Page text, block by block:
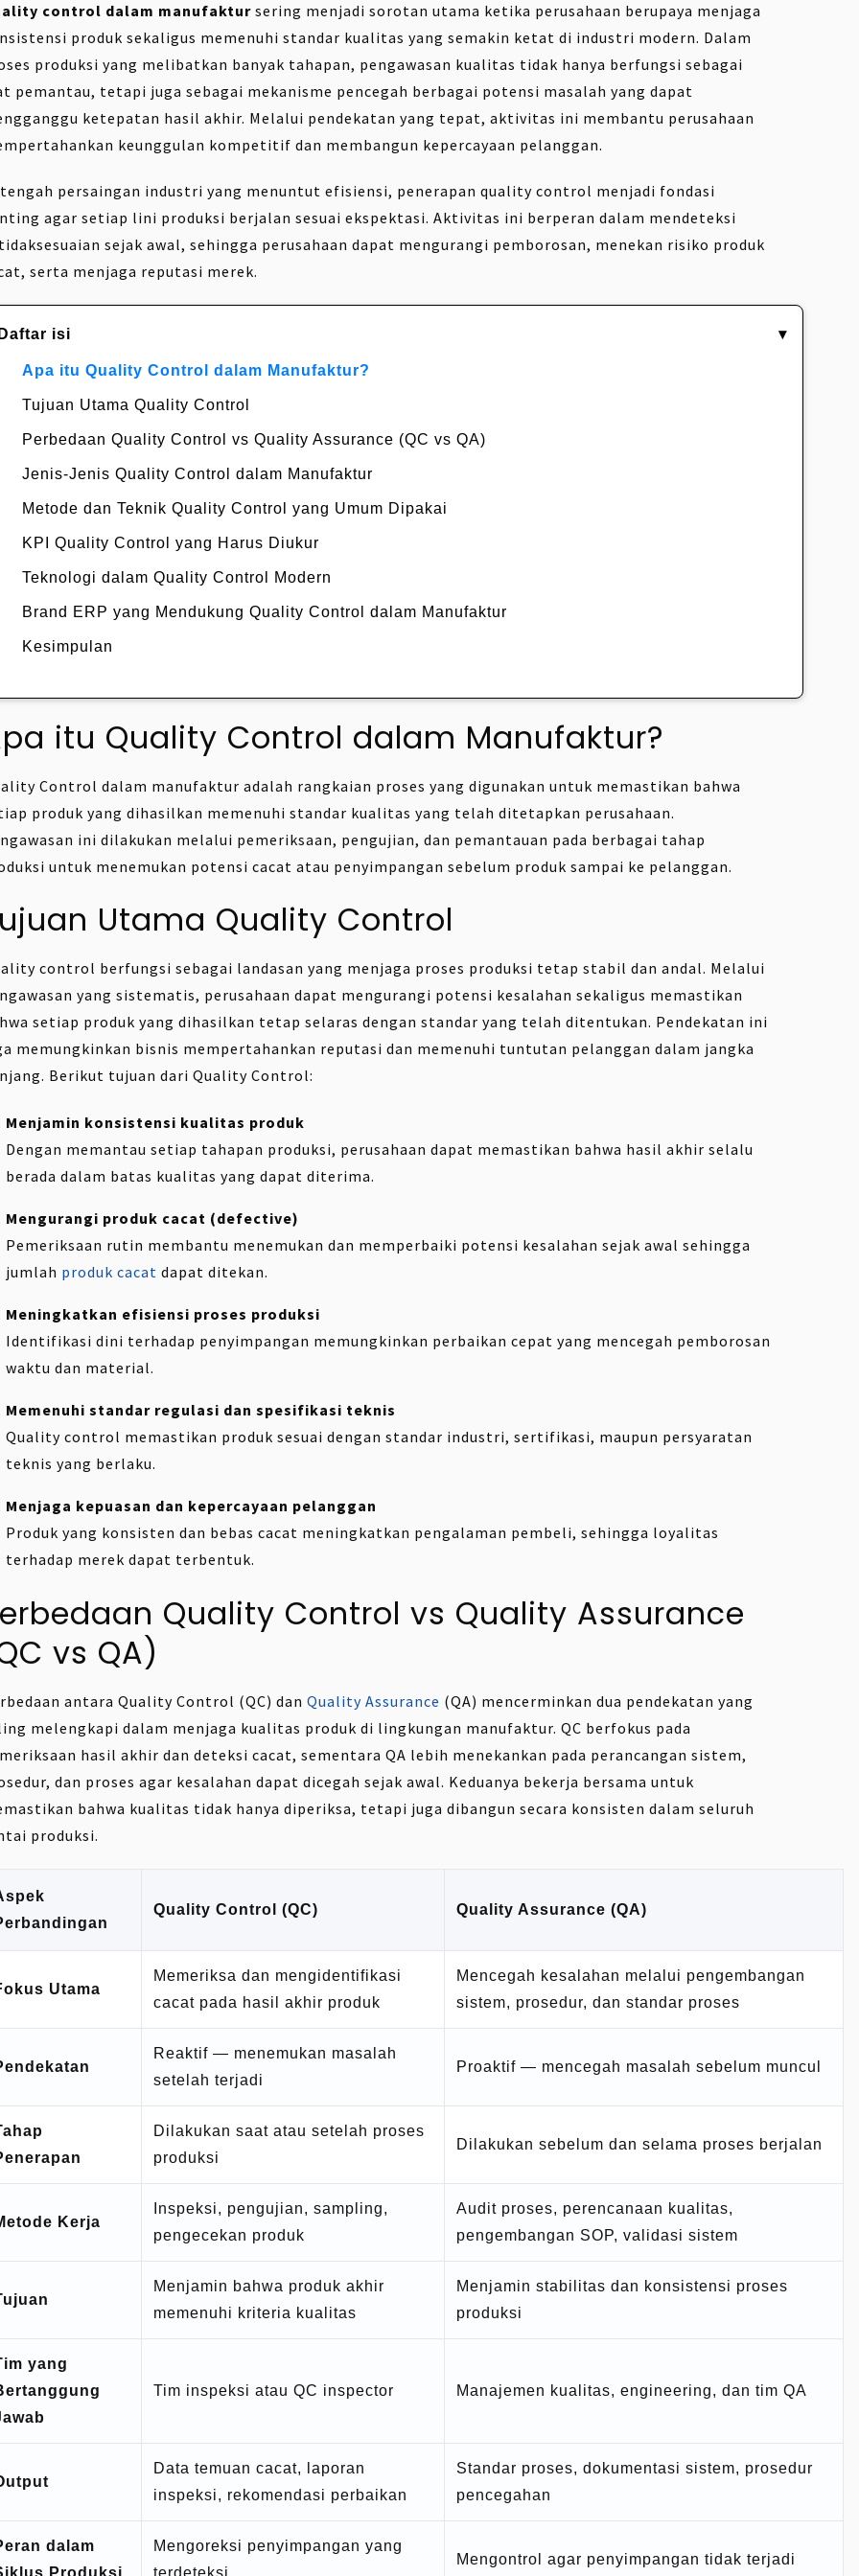
control dalam manufaktur sering menjadi sorotan utama ketika perusahaan berupaya menjaga
produk sekaligus memenuhi standar kualitas yang semakin ketat di industri modern. Dalam
produksi yang melibatkan banyak tahapan, pengawasan kualitas tidak hanya berfungsi sebagai
pemantau, tetapi juga sebagai mekanisme pencegah berbagai potensi masalah yang dapat
ketepatan hasil akhir. Melalui pendekatan yang tepat, aktivitas ini membantu perusahaan
keunggulan kompetitif dan membangun kepercayaan pelanggan.
persaingan industri yang menuntut efisiensi, penerapan quality control menjadi fondasi
agar setiap lini produksi berjalan sesuai ekspektasi. Aktivitas ini berperan dalam mendeteksi
sejak awal, sehingga perusahaan dapat mengurangi pemborosan, menekan risiko produk
serta menjaga reputasi merek.
Daftar isi ▾
Apa itu Quality Control dalam Manufaktur?
Tujuan Utama Quality Control
Perbedaan Quality Control vs Quality Assurance (QC vs QA)
Jenis-Jenis Quality Control dalam Manufaktur
Metode dan Teknik Quality Control yang Umum Dipakai
KPI Quality Control yang Harus Diukur
Teknologi dalam Quality Control Modern
Brand ERP yang Mendukung Quality Control dalam Manufaktur
Kesimpulan
itu Quality Control dalam Manufaktur?
Control dalam manufaktur adalah rangkaian proses yang digunakan untuk memastikan bahwa
produk yang dihasilkan memenuhi standar kualitas yang telah ditetapkan perusahaan.
ini dilakukan melalui pemeriksaan, pengujian, dan pemantauan pada berbagai tahap
untuk menemukan potensi cacat atau penyimpangan sebelum produk sampai ke pelanggan.
Utama Quality Control
control berfungsi sebagai landasan yang menjaga proses produksi tetap stabil dan andal. Melalui
yang sistematis, perusahaan dapat mengurangi potensi kesalahan sekaligus memastikan
setiap produk yang dihasilkan tetap selaras dengan standar yang telah ditentukan. Pendekatan ini
memungkinkan bisnis mempertahankan reputasi dan memenuhi tuntutan pelanggan dalam jangka
Berikut tujuan dari Quality Control:
Menjamin konsistensi kualitas produk
Dengan memantau setiap tahapan produksi, perusahaan dapat memastikan bahwa hasil akhir selalu
berada dalam batas kualitas yang dapat diterima.
Mengurangi produk cacat (defective)
Pemeriksaan rutin membantu menemukan dan memperbaiki potensi kesalahan sejak awal sehingga
jumlah produk cacat dapat ditekan.
Meningkatkan efisiensi proses produksi
Identifikasi dini terhadap penyimpangan memungkinkan perbaikan cepat yang mencegah pemborosan
waktu dan material.
Memenuhi standar regulasi dan spesifikasi teknis
Quality control memastikan produk sesuai dengan standar industri, sertifikasi, maupun persyaratan
teknis yang berlaku.
Menjaga kepuasan dan kepercayaan pelanggan
Produk yang konsisten dan bebas cacat meningkatkan pengalaman pembeli, sehingga loyalitas
terhadap merek dapat terbentuk.
Quality Control vs Quality Assurance
vs QA)
antara Quality Control (QC) danQuality Assurance (QA) mencerminkan dua pendekatan yang
melengkapi dalam menjaga kualitas produk di lingkungan manufaktur. QC berfokus pada
hasil akhir dan deteksi cacat, sementara QA lebih menekankan pada perancangan sistem,
dan proses agar kesalahan dapat dicegah sejak awal. Keduanya bekerja bersama untuk
bahwa kualitas tidak hanya diperiksa, tetapi juga dibangun secara konsisten dalam seluruh
produksi.
Quality Control (QC) Quality Assurance (QA)
Utama
Memeriksa dan mengidentifikasi
cacat pada hasil akhir produk
Mencegah kesalahan melalui pengembangan
sistem, prosedur, dan standar proses
Reaktif — menemukan masalah
setelah terjadi
Proaktif — mencegah masalah sebelum muncul
Dilakukan saat atau setelah proses
produksi
Dilakukan sebelum dan selama proses berjalan
Kerja
Inspeksi, pengujian, sampling,
pengecekan produk
Audit proses, perencanaan kualitas,
pengembangan SOP, validasi sistem
Menjamin bahwa produk akhir
memenuhi kriteria kualitas
Menjamin stabilitas dan konsistensi proses
produksi
yang
Tim inspeksi atau QC inspector Manajemen kualitas, engineering, dan tim QA
Data temuan cacat, laporan
inspeksi, rekomendasi perbaikan
Standar proses, dokumentasi sistem, prosedur
pencegahan
dalam
Mengoreksi penyimpangan yang
Mengontrol agar penyimpangan tidak terjadi